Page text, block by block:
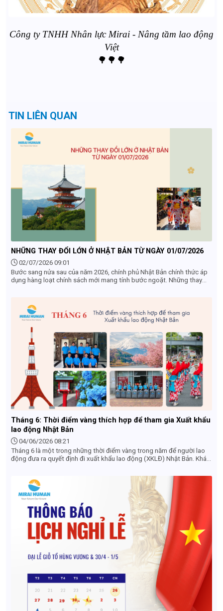
Công ty TNHH Nhân lực Mirai - Nâng tầm lao động
Việt
🌳🌳🌳
TIN LIÊN QUAN
NHỮNG THAY ĐỔI LỚN Ở NHẬT BẢN TỪ NGÀY 01/07/2026
02/07/2026 09:01
Bước sang nửa sau của năm 2026, chính phủ Nhật Bản chính thức áp
dụng hàng loạt chính sách mới mang tính bước ngoặt. Những thay
người lao động (TTS, Tokutei), du học sinh và các doanh nghiệp
nước ngoài tại đây. Dưới đây là 4 điểm mới quan trọng nhất bắt đầu
có hiệu lực mà bạn không thể bỏ qua.
Tháng 6: Thời điểm vàng thích hợp để tham gia Xuất khẩu
lao động Nhật Bản
04/06/2026 08:21
Tháng 6 là một trong những thời điểm vàng trong năm để người lao
động đưa ra quyết định đi xuất khẩu lao động (XKLĐ) Nhật Bản. Khác
dụng và làm hồ sơ, tháng 6 sở hữu những lợi thế cực kỳ lớn về cả đơn
hàng, chi phí lẫn lộ trình thời gian. Dưới đây là những lý do vì sao bạn
nên chốt đơn hàng và làm hồ sơ XKLĐ Nhật Bản ngay trong tháng 6